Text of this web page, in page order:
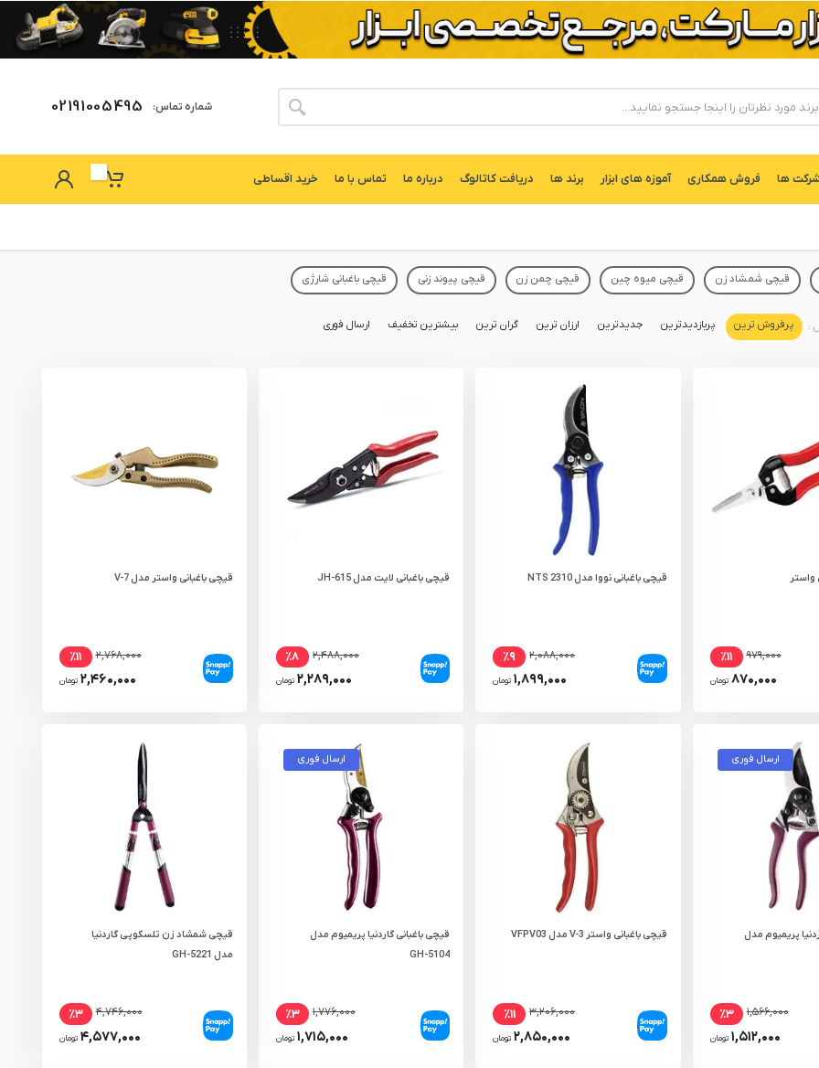
شماره تماس: 02191005495
ها فروش همکاری آموزه های ابزار برند ها دریافت کاتالوگ درباره ما تماس با ما خرید اقساطی
قیچی شمشاد زن قیچی میوه چین قیچی چمن زن قیچی پیوند زنی قیچی باغبانی شارژی
پرفروش ترین پربازدیدترین جدیدترین ارزان ترین گران ترین بیشترین تخفیف ارسال فوری
۹۷۹,۰۰۰ ٪۱۱
۸۷۰,۰۰۰ تومان
قیچی باغبانی نووا مدل NTS 2310
۲,۰۸۸,۰۰۰ ٪۹
۱,۸۹۹,۰۰۰ تومان
قیچی باغبانی لایت مدل JH-615
۲,۴۸۸,۰۰۰ ٪۸
۲,۲۸۹,۰۰۰ تومان
قیچی باغبانی واستر مدل V-7
۲,۷۶۸,۰۰۰ ٪۱۱
۲,۴۶۰,۰۰۰ تومان
ارسال فوری
پریمیوم مدل
۱,۵۶۶,۰۰۰ ٪۳
۱,۵۱۲,۰۰۰ تومان
قیچی باغبانی واستر V-3 مدل VFPV03
۳,۲۰۶,۰۰۰ ٪۱۱
۲,۸۵۰,۰۰۰ تومان
ارسال فوری
قیچی باغبانی گاردنیا پریمیوم مدل
GH-5104
۱,۷۷۶,۰۰۰ ٪۳
۱,۷۱۵,۰۰۰ تومان
قیچی شمشاد زن تلسکوپی گاردنیا
مدل GH-5221
۴,۷۴۶,۰۰۰ ٪۳
۴,۵۷۷,۰۰۰ تومان